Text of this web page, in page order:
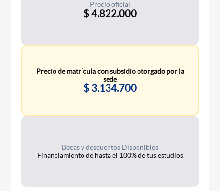
Precio oficial
$ 4.822.000
Precio de matrícula con subsidio otorgado por la
sede
$ 3.134.700
Becas y descuentos Disponibles
Financiamiento de hasta el 100% de tus estudios